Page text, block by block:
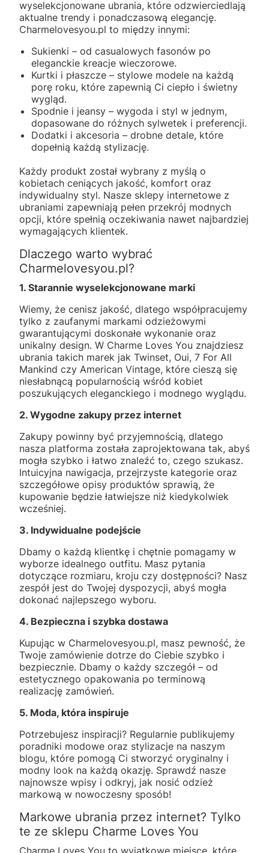
wyselekcjonowane ubrania, które odzwierciedlają
aktualne trendy i ponadczasową elegancję.
Charmelovesyou.pl to między innymi:
Sukienki – od casualowych fasonów po
eleganckie kreacje wieczorowe.
Kurtki i płaszcze – stylowe modele na każdą
porę roku, które zapewnią Ci ciepło i świetny
wygląd.
Spodnie i jeansy – wygoda i styl w jednym,
dopasowane do różnych sylwetek i preferencji.
Dodatki i akcesoria – drobne detale, które
dopełnią każdą stylizację.
Każdy produkt został wybrany z myślą o
kobietach ceniących jakość, komfort oraz
indywidualny styl. Nasze sklepy internetowe z
ubraniami zapewniają pełen przekrój modnych
opcji, które spełnią oczekiwania nawet najbardziej
wymagających klientek.
Dlaczego warto wybrać
Charmelovesyou.pl?
1. Starannie wyselekcjonowane marki
Wiemy, że cenisz jakość, dlatego współpracujemy
tylko z zaufanymi markami odzieżowymi
gwarantującymi doskonałe wykonanie oraz
unikalny design. W Charme Loves You znajdziesz
ubrania takich marek jak Twinset, Oui, 7 For All
Mankind czy American Vintage, które cieszą się
niesłabnącą popularnością wśród kobiet
poszukujących eleganckiego i modnego wyglądu.
2. Wygodne zakupy przez internet
Zakupy powinny być przyjemnością, dlatego
nasza platforma została zaprojektowana tak, abyś
mogła szybko i łatwo znaleźć to, czego szukasz.
Intuicyjna nawigacja, przejrzyste kategorie oraz
szczegółowe opisy produktów sprawią, że
kupowanie będzie łatwiejsze niż kiedykolwiek
wcześniej.
3. Indywidualne podejście
Dbamy o każdą klientkę i chętnie pomagamy w
wyborze idealnego outfitu. Masz pytania
dotyczące rozmiaru, kroju czy dostępności? Nasz
zespół jest do Twojej dyspozycji, abyś mogła
dokonać najlepszego wyboru.
4. Bezpieczna i szybka dostawa
Kupując w Charmelovesyou.pl, masz pewność, że
Twoje zamówienie dotrze do Ciebie szybko i
bezpiecznie. Dbamy o każdy szczegół – od
estetycznego opakowania po terminową
realizację zamówień.
5. Moda, która inspiruje
Potrzebujesz inspiracji? Regularnie publikujemy
poradniki modowe oraz stylizacje na naszym
blogu, które pomogą Ci stworzyć oryginalny i
modny look na każdą okazję. Sprawdź nasze
najnowsze wpisy i odkryj, jak nosić odzież
markową w nowoczesny sposób!
Markowe ubrania przez internet? Tylko
te ze sklepu Charme Loves You